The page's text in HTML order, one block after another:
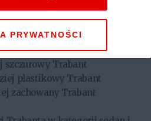
Sportu i Rekreacji Krakowianka,
i wyjazd do Podgórza
Podgórskim
Trabantów w 3 kategoriach:
szczurowy Trabant
plastikowy Trabant
zachowany Trabant
PRYWATNOŚCI